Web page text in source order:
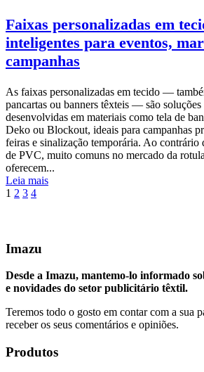
Faixas personalizadas em
inteligentes para eventos,
campanhas
As faixas personalizadas em tecido —
pancartas ou banners têxteis — são
desenvolvidas em materiais como tela de
Deko ou Blockout, ideais para campanhas
feiras e sinalização temporária. Ao contrário
de PVC, muito comuns no mercado da
oferecem...
Leia mais
1 2 3 4
Imazu
Desde a Imazu, mantemo-lo informado
e novidades do setor publicitário têxtil.
Teremos todo o gosto em contar com a sua
receber os seus comentários e opiniões.
Produtos